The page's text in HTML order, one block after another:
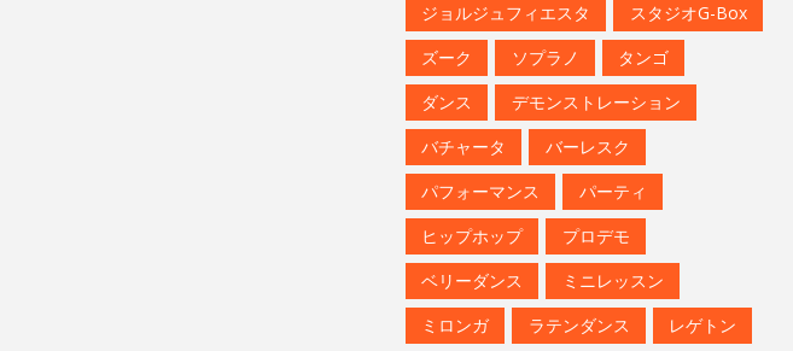
ジョルジュフィエスタ
スタジオG-Box
ズーク
ソプラノ
タンゴ
ダンス
デモンストレーション
バチャータ
バーレスク
パフォーマンス
パーティ
ヒップホップ
プロデモ
ベリーダンス
ミニレッスン
ミロンガ
ラテンダンス
レゲトン